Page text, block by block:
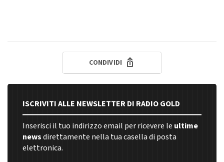
CONDIVIDI
ISCRIVITI ALLE NEWSLETTER DI RADIO GOLD
Inserisci il tuo indirizzo email per ricevere le ultime
newsdirettamente nella tua casella di posta
elettronica.